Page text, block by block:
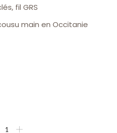
fil GRS
main en Occitanie